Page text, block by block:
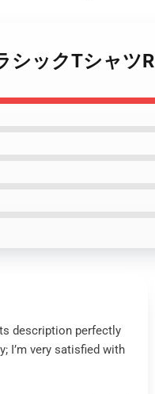
シックTシャツ
description perfectly
I’m very satisfied with